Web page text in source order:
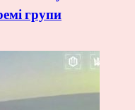
групи